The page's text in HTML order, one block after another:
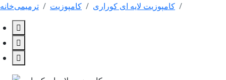
خانهترمیمی کامپوزیت کامپوزیت لایه ای کوراری